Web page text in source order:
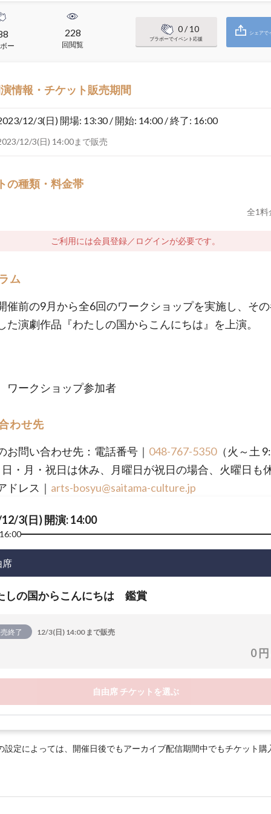
ー
228
回閲覧
0/ 10
ブラボーでイベント応援
シェアで
情報・チケット販売期間
12/3(日) 開場: 13:30 / 開始: 14:00 / 終了: 16:00
12/3(日) 14:00まで販売
の種類・料金帯
全1料
ご利用には会員登録／ログインが必要です。
ム
催前の9月から全6回のワークショップを実施し、そ
た演劇作品『わたしの国からこんにちは』を上演。
ワークショップ参加者
わせ先
お問い合わせ先：電話番号｜ 048-767-5350（火～土
・月・祝日は休み、月曜日が祝日の場合、火曜日も休
ドレス｜ arts-bosyu@saitama-culture.jp
3(日) 開演: 14:00
席
しの国からこんにちは 鑑賞
終了 12/3(日) 14:00 まで販売
0 円
自由席 チケットを選ぶ
設定によっては、開催日後でもアーカイブ配信期間中でもチケット購